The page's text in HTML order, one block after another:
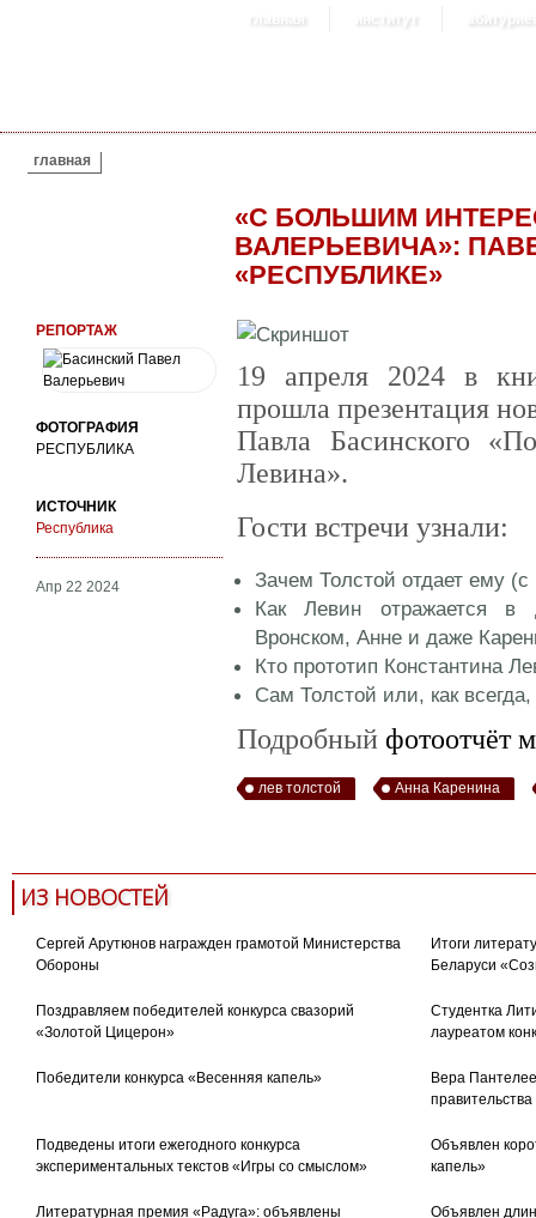
главная институт
ВЫ ЗДЕСЬ
главная
«С БОЛЬШИМ
ВАЛЕРЬЕВИЧА»:
«РЕСПУБЛИКЕ»
РЕПОРТАЖ
ФОТОГРАФИЯ
РЕСПУБЛИКА
ИСТОЧНИК
Республика
Апр 22 2024
19 апреля 2024 в
прошла презентация
Павла Басинского
Левина».
Гости встречи узнали:
Зачем Толстой отдает ему
Как Левин отражается в
Вронском, Анне и даже
Кто прототип Константина
Сам Толстой или, как
Подробный фотоотчёт
лев толстой Анна Каренина
ИЗ НОВОСТЕЙ
Сергей Арутюнов награжден грамотой Министерства
Обороны
Итоги
Беларуси
Поздравляем победителей конкурса свазорий
«Золотой Цицерон»
Студентка
лауреатом
Победители конкурса «Весенняя капель»
Вера
Подведены итоги ежегодного конкурса
экспериментальных текстов «Игры со смыслом»
Объявлен
капель»
Литературная премия «Радуга»: объявлены
Объявлен